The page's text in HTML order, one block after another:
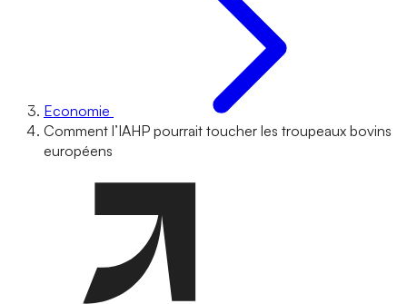
Economie
Comment l’IAHP pourrait toucher les troupeaux bovins
européens